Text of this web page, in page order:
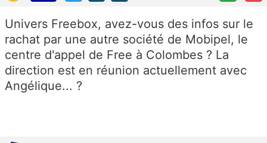
Univers Freebox, avez-vous des infos sur le
rachat par une autre société de Mobipel, le
centre d'appel de Free à Colombes ? La
direction est en réunion actuellement avec
Angélique... ?